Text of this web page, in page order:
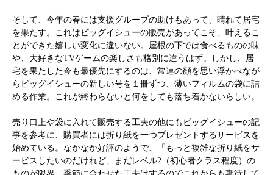
そして、今年の春には支援グループの助けもあって、晴れて居宅
を果たす。これはビッグイシューの販売があってこそ、叶えるこ
とができた嬉しい変化に違いない。屋根の下では食べるものの味
や、大好きなTVゲームの楽しさも格別に違うはず。しかし、居
宅を果たした今も最優先にするのは、常連の顔を思い浮かべなが
らビッグイシューの新しい号を１冊ずつ、薄いフィルムの袋に詰
める作業。これが終わらないと何をしても落ち着かないらしい。
売り口上や袋に入れて販売する工夫の他にもビッグイシューの記
事を参考に、購買者には折り紙を一つプレゼントするサービスを
始めている。なかなか好評のようで、「もっと複雑な折り紙をサ
ービスしたいのだけれど、まだレベル2（初心者クラス程度）の